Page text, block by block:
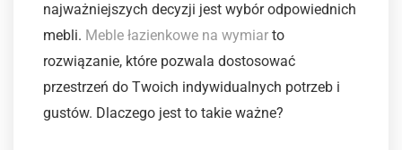
najważniejszych decyzji jest wybór odpowiednich
mebli. Meble łazienkowe na wymiar to
rozwiązanie, które pozwala dostosować
przestrzeń do Twoich indywidualnych potrzeb i
gustów. Dlaczego jest to takie ważne?